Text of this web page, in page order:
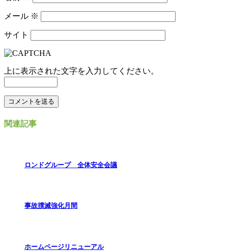
メール ※
サイト
上に表示された文字を入力してください。
関連記事
ロンドグループ 全体安全会議
事故撲滅強化月間
ホームページリニューアル